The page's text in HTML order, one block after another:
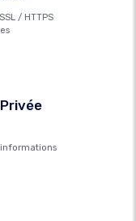
/ HTTPS
informations